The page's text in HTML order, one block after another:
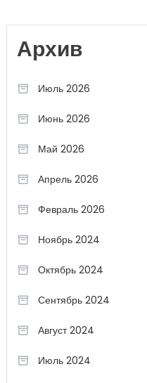
Архив
Июль 2026
Июнь 2026
Май 2026
Апрель 2026
Февраль 2026
Ноябрь 2024
Октябрь 2024
Сентябрь 2024
Август 2024
Июль 2024